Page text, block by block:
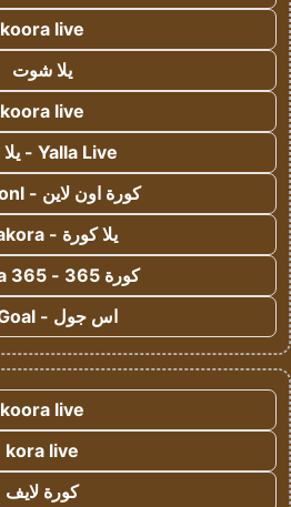
koora live
يلا شوت
koora live
Yalla Live - يلا لايف
كورة اون لاين - koora onl
يلا كورة - yallakora
كورة 365 - kooora 365
اس جول - AS Goal
koora live
kora live
كورة لايف